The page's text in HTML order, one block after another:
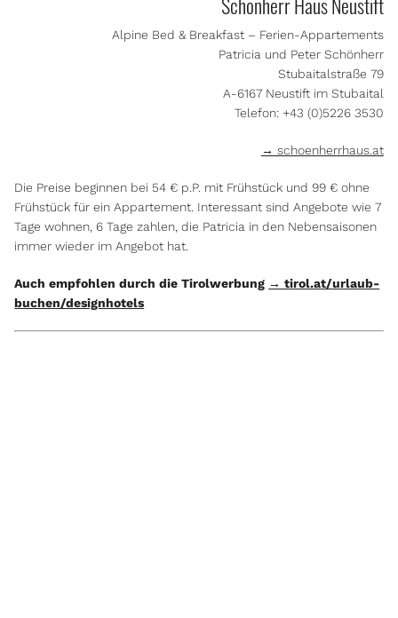
Alpine Bed & Breakfast – Ferien-Appartements
Patricia und Peter Schönherr
Stubaitalstraße 79
A-6167 Neustift im Stubaital
Telefon: +43 (0)5226 3530
→ schoenherrhaus.at
Die Preise beginnen bei 54 € p.P. mit Frühstück und 99 € ohne
Frühstück für ein Appartement. Interessant sind Angebote wie 7
Tage wohnen, 6 Tage zahlen, die Patricia in den Nebensaisonen
immer wieder im Angebot hat.
Auch empfohlen durch die Tirolwerbung → tirol.at/urlaub-
buchen/designhotels